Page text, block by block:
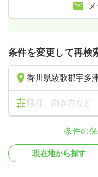
条件を変更して再検
香川県綾歌郡宇多
職種、働き方など
条件の
現在地から探す